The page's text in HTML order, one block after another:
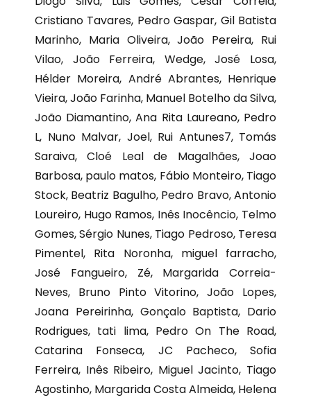
Cristiano Tavares, Pedro Gaspar, Gil Batista
Marinho, Maria Oliveira, João Pereira, Rui
Vilao, João Ferreira, Wedge, José Losa,
Hélder Moreira, André Abrantes, Henrique
Vieira, João Farinha, Manuel Botelho da Silva,
João Diamantino, Ana Rita Laureano, Pedro
L, Nuno Malvar, Joel, Rui Antunes7, Tomás
Saraiva, Cloé Leal de Magalhães, Joao
Barbosa, paulo matos, Fábio Monteiro, Tiago
Stock, Beatriz Bagulho, Pedro Bravo, Antonio
Loureiro, Hugo Ramos, Inês Inocêncio, Telmo
Gomes, Sérgio Nunes, Tiago Pedroso, Teresa
Pimentel, Rita Noronha, miguel farracho,
José Fangueiro, Zé, Margarida Correia-
Neves, Bruno Pinto Vitorino, João Lopes,
Joana Pereirinha, Gonçalo Baptista, Dario
Rodrigues, tati lima, Pedro On The Road,
Catarina Fonseca, JC Pacheco, Sofia
Ferreira, Inês Ribeiro, Miguel Jacinto, Tiago
Agostinho, Margarida Costa Almeida, Helena